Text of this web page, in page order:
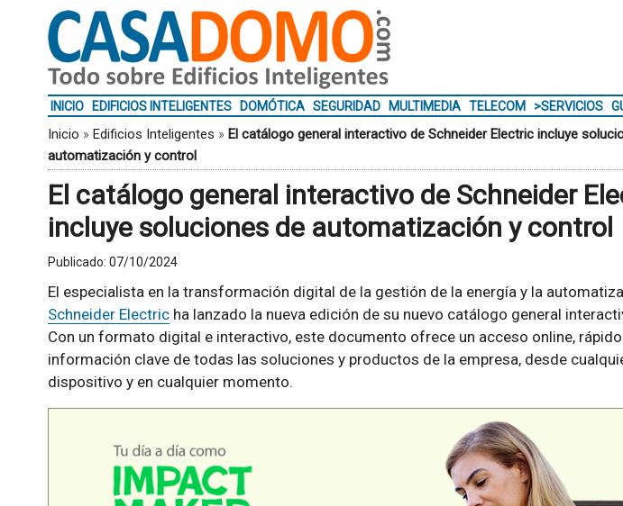
INICIO EDIFICIOS INTELIGENTES DOMÓTICA SEGURIDAD MULTIMEDIA TELECOM >SERVICIOS
Inicio » Edificios Inteligentes » El catálogo general interactivo de Schneider Electric incluye
automatización y control
El catálogo general interactivo de Schneider
incluye soluciones de automatización y control
Publicado: 07/10/2024
El especialista en la transformación digital de la gestión de la energía y la
Schneider Electricha lanzado la nueva edición de su nuevo catálogo general
Con un formato digital e interactivo, este documento ofrece un acceso online,
información clave de todas las soluciones y productos de la empresa, desde
dispositivo y en cualquier momento.